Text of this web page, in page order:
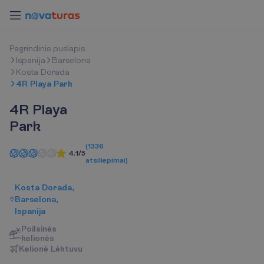
Pagrindinis puslapis
Ispanija
Barselona
Kosta Dorada
4R Playa Park
4R Playa
Park
4.1/5
(1336
atsiliepimai)
Kosta Dorada,
Barselona,
Ispanija
Poilsinės
kelionės
Kelionė L ėktuvu